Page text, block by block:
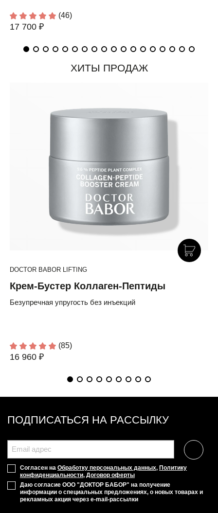
(46)
17 700 ₽
ХИТЫ ПРОДАЖ
DOCTOR BABOR LIFTING
Крем-Бустер Коллаген-Пептиды
Безупречная упругость без инъекций
(85)
16 960 ₽
ПОДПИСАТЬСЯ НА РАССЫЛКУ
Согласен на Обработку персональных данных, Политику
конфиденциальности, Договор оферты
Даю согласие ООО "ДОКТОР БАБОР" на получение
информации о специальных предложениях, о новых товарах и
рекламных акция через e-mail-рассылки